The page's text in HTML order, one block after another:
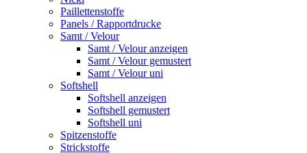
Paillettenstoffe
Panels / Rapportdrucke
Samt / Velour
Samt / Velour anzeigen
Samt / Velour gemustert
Samt / Velour uni
Softshell
Softshell anzeigen
Softshell gemustert
Softshell uni
Spitzenstoffe
Strickstoffe